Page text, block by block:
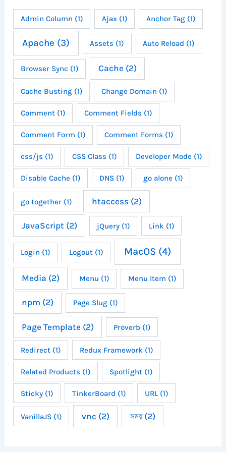
Admin Column (1) Ajax(1) Anchor Tag(1)
Apache (3) Assets (1) Auto Reload (1)
Browser Sync (1) Cache (2)
Cache Busting(1) Change Domain (1)
Comment(1) Comment Fields (1)
Comment Form (1) Comment Forms (1)
css/js (1) CSS Class (1) Developer Mode (1)
Disable Cache (1) DNS(1) go alone (1)
go together(1) htaccess (2)
JavaScript (2) jQuery(1) Link (1)
Login (1) Logout(1) MacOS (4)
Media (2) Menu (1) Menu Item (1)
npm (2) Page Slug(1)
Page Template (2) Proverb(1)
Redirect(1) Redux Framework (1)
Related Products (1) Spotlight(1)
Sticky(1) TinkerBoard (1) URL(1)
VanillaJS(1) vnc (2) সময়(2)